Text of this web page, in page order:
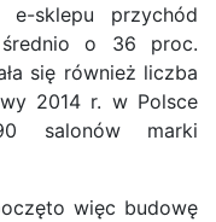
e-sklepu przychód
średnio o 36 proc.
się również liczba
2014 r. w Polsce
salonów marki
więc budowę